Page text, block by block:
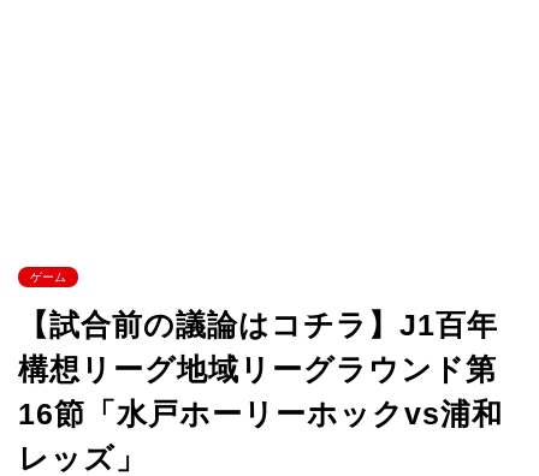
ゲーム
【試合前の議論はコチラ】J1百年
構想リーグ地域リーグラウンド第
16節「水戸ホーリーホックvs浦和
レッズ」